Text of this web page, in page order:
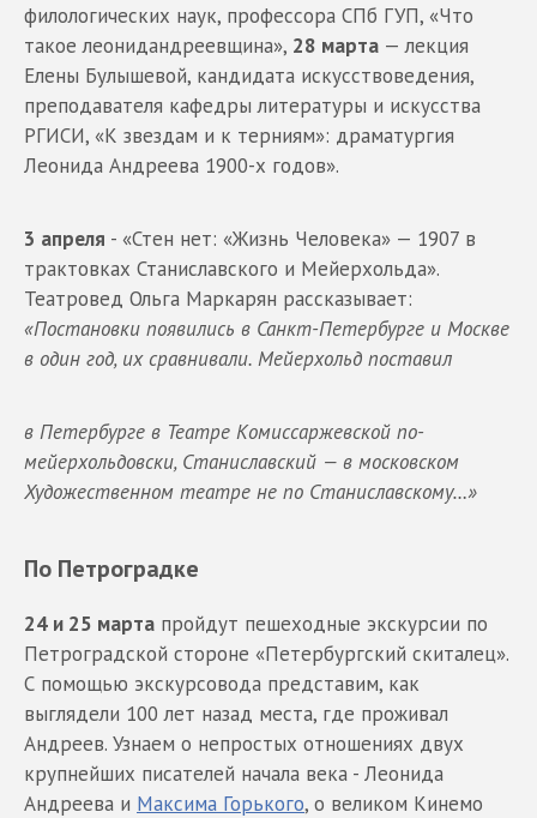
филологических наук, профессора СПб ГУП, «Что
такое леонидандреевщина», 28 марта — лекция
Елены Булышевой, кандидата искусствоведения,
преподавателя кафедры литературы и искусства
РГИСИ, «К звездам и к терниям»: драматургия
Леонида Андреева 1900-х годов».
3 апреля - «Стен нет: «Жизнь Человека» — 1907 в
трактовках Станиславского и Мейерхольда».
Театровед Ольга Маркарян рассказывает:
«Постановки появились в Санкт-Петербурге и Москве
в один год, их сравнивали. Мейерхольд поставил
в Петербурге в Театре Комиссаржевской по-
мейерхольдовски, Станиславский — в московском
Художественном театре не по Станиславскому…»
По Петроградке
24 и 25 марта пройдут пешеходные экскурсии по
Петроградской стороне «Петербургский скиталец».
С помощью экскурсовода представим, как
выглядели 100 лет назад места, где проживал
Андреев. Узнаем о непростых отношениях двух
крупнейших писателей начала века - Леонида
Андреева и Максима Горького, о великом Кинемо